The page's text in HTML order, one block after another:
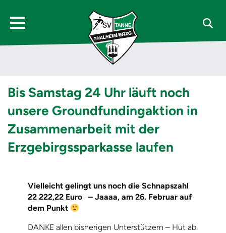
Bis Samstag 24 Uhr läuft noch
unsere Groundfundingaktion in
Zusammenarbeit mit der
Erzgebirgssparkasse laufen
Vielleicht gelingt uns noch die Schnapszahl
22 222,22 Euro – Jaaaa, am 26. Februar auf
dem Punkt
DANKE allen bisherigen Unterstützern – Hut ab.